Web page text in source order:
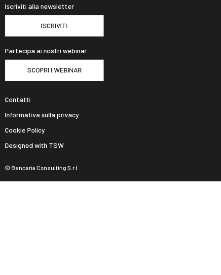
Iscriviti alla newsletter
ISCRIVITI
Partecipa ai nostri webinar
SCOPRI I WEBINAR
© Bancaria Consulting S.r.l.
Contatti
Informativa sulla privacy
Cookie Policy
Designed with TSW